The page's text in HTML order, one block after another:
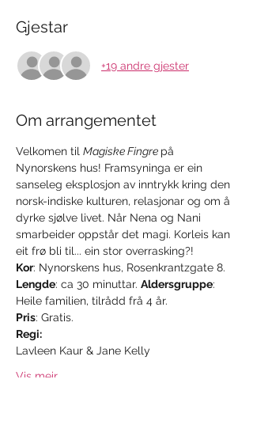
Gjestar
+19 andre gjester
Om arrangementet
Velkomen til Magiske Fingre på
Nynorskens hus! Framsyninga er ein
sanseleg eksplosjon av inntrykk kring den
norsk-indiske kulturen, relasjonar og om å
dyrke sjølve livet. Når Nena og Nani
smarbeider oppstår det magi. Korleis kan
eit frø bli til... ein stor overrasking?!
Kor: Nynorskens hus, Rosenkrantzgate 8.
Lengde: ca 30 minuttar. Aldersgruppe:
Heile familien, tilrådd frå 4 år.
Pris: Gratis.
Regi:
Lavleen Kaur & Jane Kelly
Vis meir